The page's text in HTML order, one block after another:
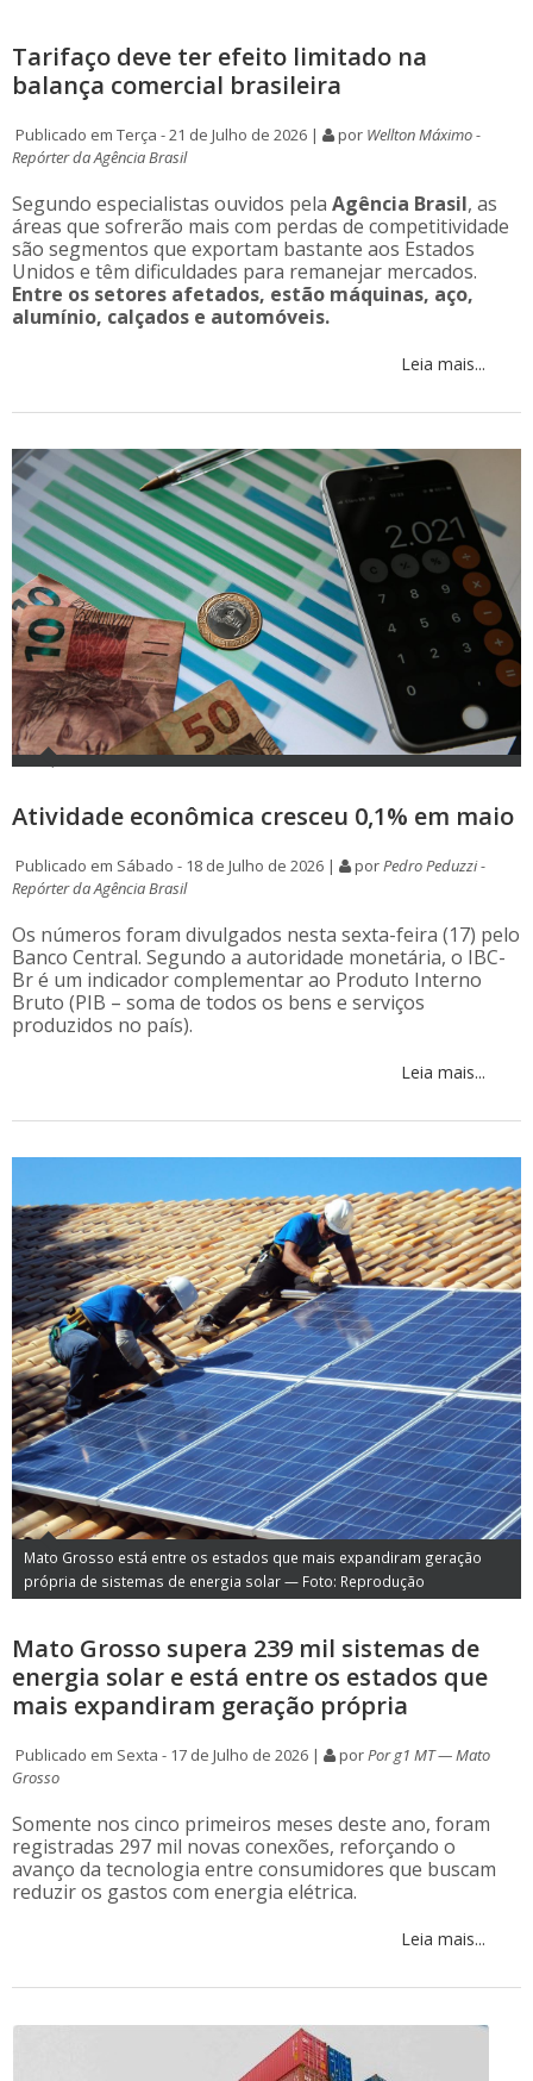
Tarifaço deve ter efeito limitado na
balança comercial brasileira
Publicado em Terça - 21 de Julho de 2026 | por Wellton Máximo -
Repórter da Agência Brasil
Segundo especialistas ouvidos pela Agência Brasil, as
áreas que sofrerão mais com perdas de competitividade
são segmentos que exportam bastante aos Estados
Unidos e têm dificuldades para remanejar mercados.
Entre os setores afetados, estão máquinas, aço,
alumínio, calçados e automóveis.
Leia mais...
Atividade econômica cresceu 0,1% em maio
Publicado em Sábado - 18 de Julho de 2026 | por Pedro Peduzzi -
Repórter da Agência Brasil
Os números foram divulgados nesta sexta-feira (17) pelo
Banco Central. Segundo a autoridade monetária, o IBC-
Br é um indicador complementar ao Produto Interno
Bruto (PIB – soma de todos os bens e serviços
produzidos no país).
Leia mais...
Mato Grosso está entre os estados que mais expandiram geração
própria de sistemas de energia solar — Foto: Reprodução
Mato Grosso supera 239 mil sistemas de
energia solar e está entre os estados que
mais expandiram geração própria
Publicado em Sexta - 17 de Julho de 2026 | por Por g1 MT — Mato
Grosso
Somente nos cinco primeiros meses deste ano, foram
registradas 297 mil novas conexões, reforçando o
avanço da tecnologia entre consumidores que buscam
reduzir os gastos com energia elétrica.
Leia mais...